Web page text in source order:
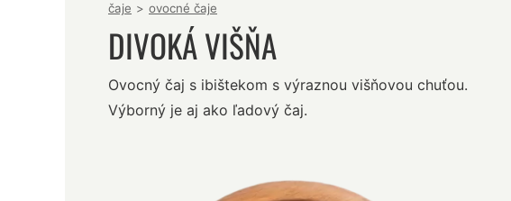
čaje > ovocné čaje
DIVOKÁ VIŠŇA
Ovocný čaj s ibištekom s výraznou višňovou chuťou.
Výborný je aj ako ľadový čaj.